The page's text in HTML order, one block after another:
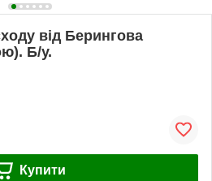
від Берингова
Б/у.
Купити